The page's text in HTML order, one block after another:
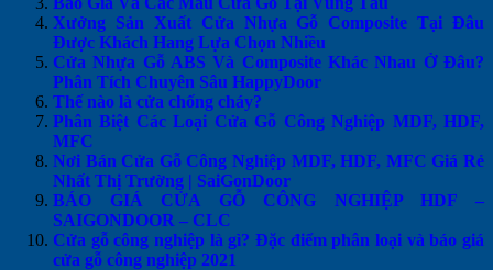
Xưởng Sản Xuất Cửa Nhựa Gỗ Composite Tại Đâu
Được Khách Hang Lựa Chọn Nhiều
Cửa Nhựa Gỗ ABS Và Composite Khác Nhau Ở Đâu?
Phân Tích Chuyên Sâu HappyDoor
Thế nào là cửa chống cháy?
Phân Biệt Các Loại Cửa Gỗ Công Nghiệp MDF, HDF,
MFC
Nơi Bán Cửa Gỗ Công Nghiệp MDF, HDF, MFC Giá Rẻ
Nhất Thị Trường | SaiGonDoor
BÁO GIÁ CỬA GỖ CÔNG NGHIỆP HDF –
SAIGONDOOR – CLC
Cửa gỗ công nghiệp là gì? Đặc điểm phân loại và báo giá
cửa gỗ công nghiệp 2021